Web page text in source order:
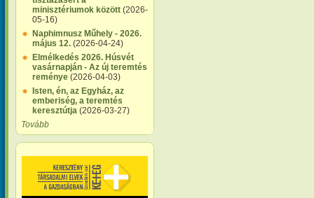
minisztériumok között (2026-
05-16)
Naphimnusz Műhely - 2026.
május 12. (2026-04-24)
Elmélkedés 2026. Húsvét
vasárnapján - Az új teremtés
reménye (2026-04-03)
Isten, én, az Egyház, az
emberiség, a teremtés
keresztútja (2026-03-27)
Tovább